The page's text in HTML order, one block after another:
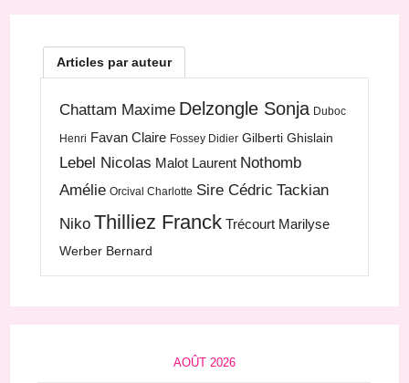
Articles par auteur
Chattam Maxime Delzongle Sonja Duboc
Henri Favan Claire Fossey Didier Gilberti Ghislain
Lebel Nicolas Malot Laurent Nothomb
Amélie Orcival Charlotte Sire Cédric Tackian
Niko Thilliez Franck Trécourt Marilyse
Werber Bernard
AOÛT 2026